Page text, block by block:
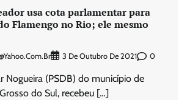
usa cota parlamentar para
Flamengo no Rio; ele mesmo
3 De Outubro De 2021 0
Nogueira (PSDB) do município de
do Sul, recebeu […]